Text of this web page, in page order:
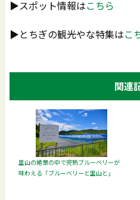
▶スポット情報はこちら
▶とちぎの観光やな特集はこ
関連
里山の絶景の中で完熟ブルーベリーが
味わえる「ブルーベリーと里山と」